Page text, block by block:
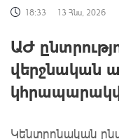
18:33 13 Հնս, 2026
ԱԺ
վերջնական
Կենտրոնական